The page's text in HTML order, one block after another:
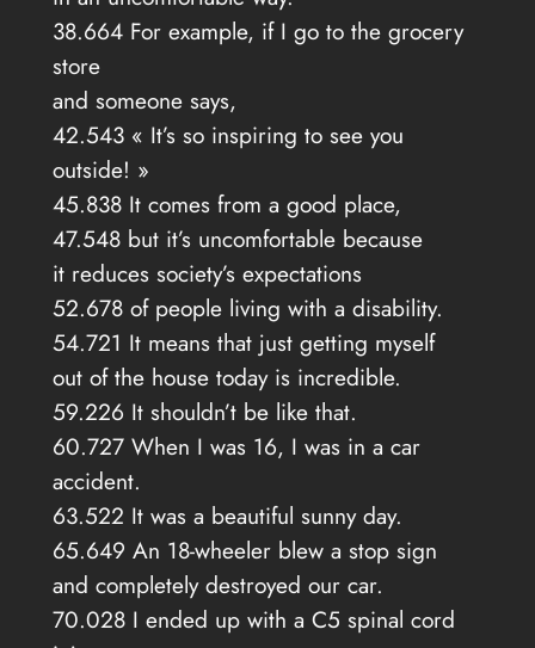
38.664 For example, if I go to the grocery
store
and someone says,
42.543 « It’s so inspiring to see you
outside! »
45.838 It comes from a good place,
47.548 but it’s uncomfortable because
it reduces society’s expectations
52.678 of people living with a disability.
54.721 It means that just getting myself
out of the house today is incredible.
59.226 It shouldn’t be like that.
60.727 When I was 16, I was in a car
accident.
63.522 It was a beautiful sunny day.
65.649 An 18-wheeler blew a stop sign
and completely destroyed our car.
70.028 I ended up with a C5 spinal cord